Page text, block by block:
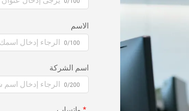
الاسم
0/100
اسم الشركة
0/200